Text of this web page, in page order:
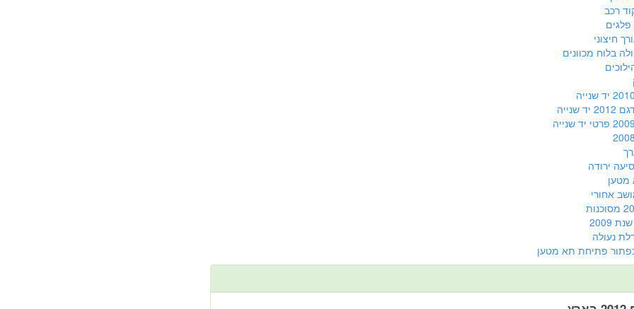
רכב
חיצוני
בלוח מכוונים
שנייה
ירודה
מטען
אחורי
2009
נעולה
פתיחת תא מטען